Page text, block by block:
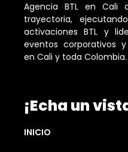
Agencia BTL en
trayectoria,
activaciones BTL y
eventos corporativos
en Cali y toda Colombia.
¡Echa un
INICIO